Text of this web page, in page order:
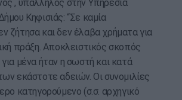
, υπάλληλος στην Υπηρεσία
Κηφισιάς: “Σε καμία
ζήτησα και δεν έλαβα χρήματα για
πράξη. Αποκλειστικός σκοπός
μένα ήταν η σωστή και κατά
εκάστοτε αδειών. Οι συνομιλίες
κατηγορούμενο (σ.σ. αρχηγικό